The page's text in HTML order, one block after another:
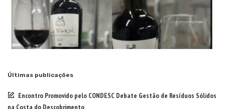
Últimas publicações
Encontro Promovido pelo CONDESC Debate Gestão de Resíduos Sólidos
na Costa do Descobrimento